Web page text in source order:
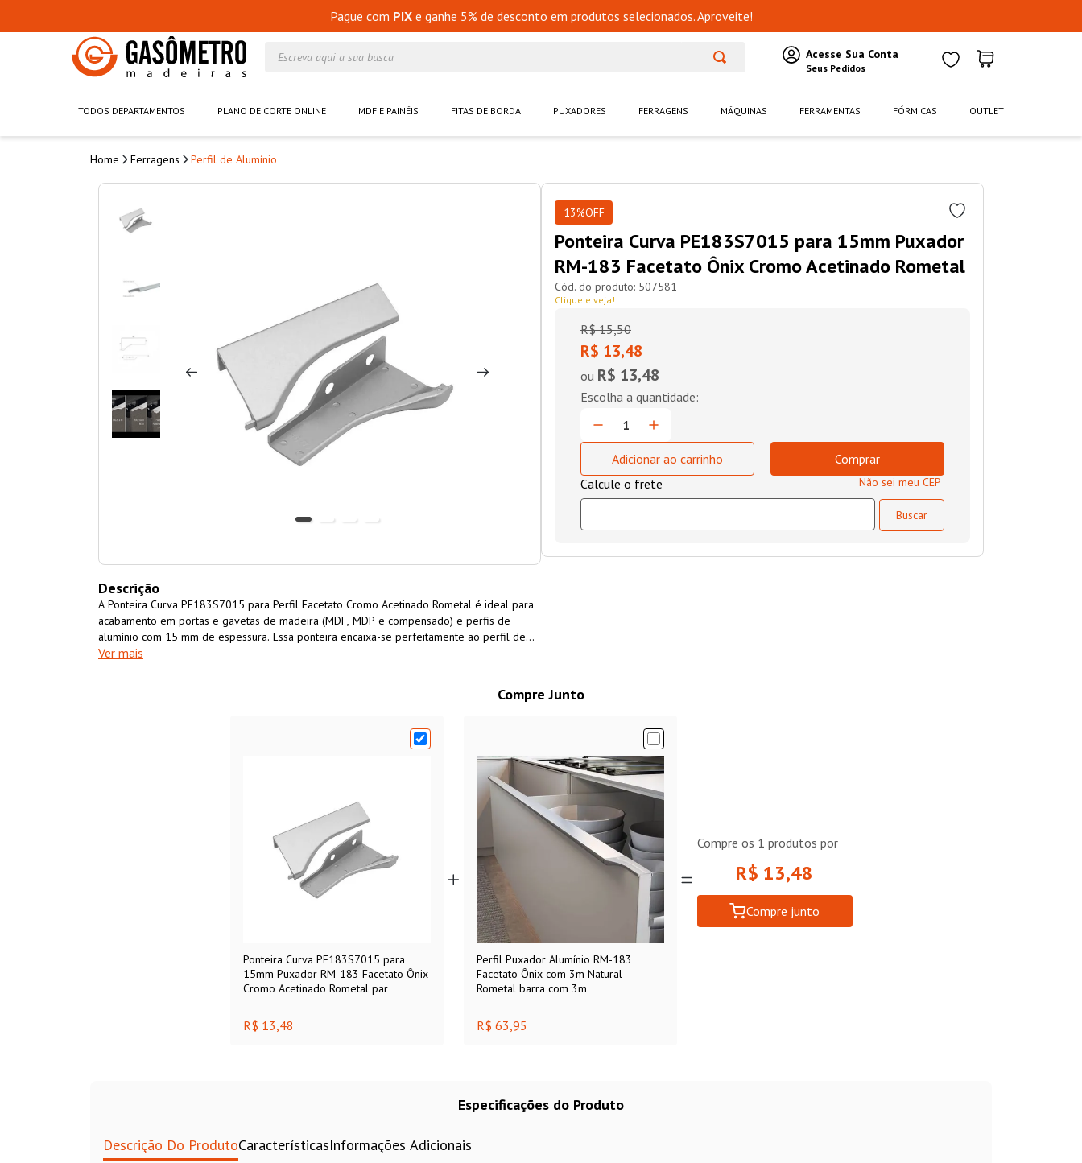
Pague com PIXe ganhe 5% de desconto em produtos selecionados. Aproveite!
TODOS DEPARTAMENTOS PLANO DE CORTE ONLINE MDF E PAINÉIS FITAS DE BORDA PUXADORES FERRAGENS MÁQUINAS FERRAMENTAS FÓRMICAS OUTLET
Ferragens Perfil de Alumínio
Descrição
A Ponteira Curva PE183S7015 para Perfil Facetato Cromo Acetinado Rometal é ideal para
acabamento em portas e gavetas de madeira (MDF, MDP e compensado) e perfis de
alumínio com 15 mm de espessura. Essa ponteira encaixa-se perfeitamente ao perfil de
alumínio RM-183 Facetato Ônix, proporcionando um acabamento sofisticado e elegante.
Ver mais
13%OFF
Ponteira Curva PE183S7015 para 15mm Puxador
RM-183 Facetato Ônix Cromo Acetinado Rometal
507581
Clique e veja!
R$ 15,50
R$ 13,48
ou R$ 13,48
Adicionar ao carrinho Comprar
Não sei meu CEP
Compre Junto
Ponteira Curva PE183S7015 para
15mm Puxador RM-183 Facetato Ônix
Cromo Acetinado Rometal par
R$ 13,48
Perfil Puxador Alumínio RM-183
Facetato Ônix com 3m Natural
Rometal barra com 3m
R$ 63,95
Compre os 1 produtos por
R$ 13,48
Compre junto
Especificações do Produto
Descrição Do ProdutoCaracterísticasInformações Adicionais